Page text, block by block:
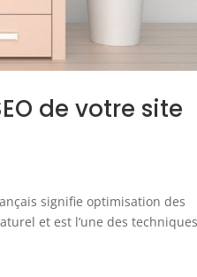
de votre site
signifie optimisation des
et est l’une des